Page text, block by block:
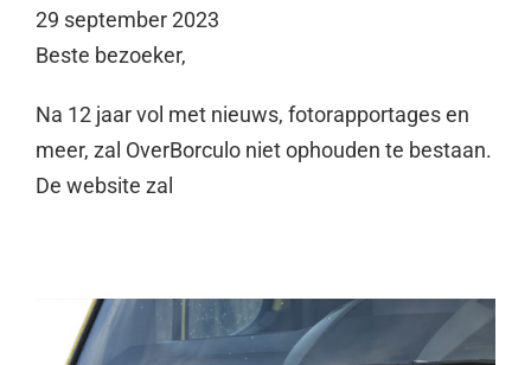
29 september 2023
Beste bezoeker,
Na 12 jaar vol met nieuws, fotorapportages en
meer, zal OverBorculo niet ophouden te bestaan.
De website zal